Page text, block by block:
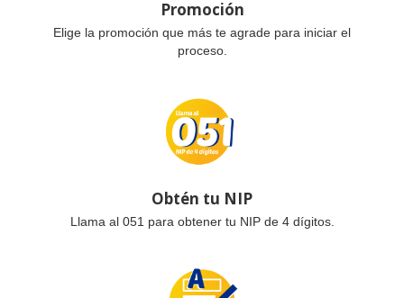
Promoción
Elige la promoción que más te agrade para iniciar el
proceso.
Obtén tu NIP
Llama al 051 para obtener tu NIP de 4 dígitos.